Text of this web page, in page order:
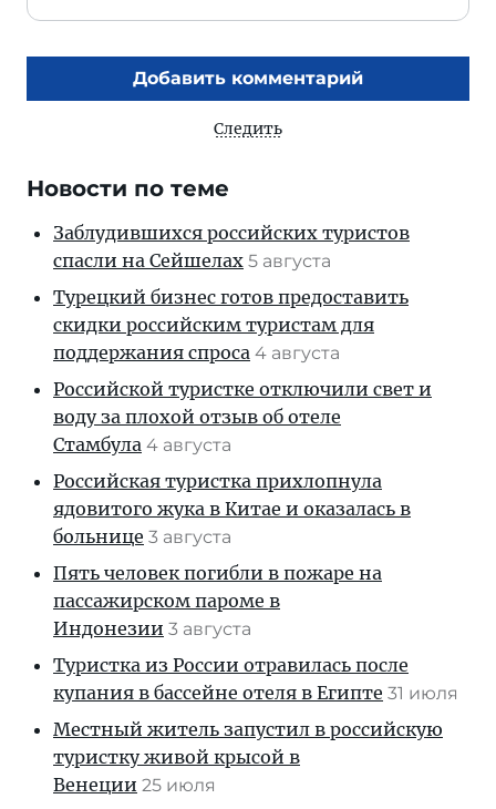
Добавить комментарий
Следить
Новости по теме
Заблудившихся российских туристов
спасли на Сейшелах 5 августа
Турецкий бизнес готов предоставить
скидки российским туристам для
поддержания спроса 4 августа
Российской туристке отключили свет и
воду за плохой отзыв об отеле
Стамбула 4 августа
Российская туристка прихлопнула
ядовитого жука в Китае и оказалась в
больнице 3 августа
Пять человек погибли в пожаре на
пассажирском пароме в
Индонезии 3 августа
Туристка из России отравилась после
купания в бассейне отеля в Египте 31 июля
Местный житель запустил в российскую
туристку живой крысой в
Венеции 25 июля